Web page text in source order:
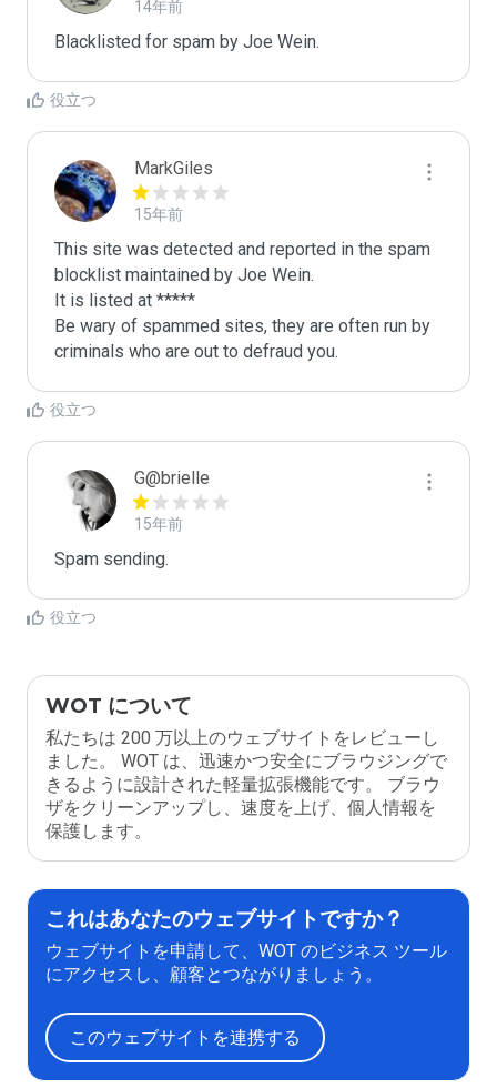
14年前
Blacklisted for spam by Joe Wein.
役立つ
MarkGiles
15年前
This site was detected and reported in the spam
blocklist maintained by Joe Wein.
It is listed at *****
Be wary of spammed sites, they are often run by
criminals who are out to defraud you.
役立つ
G@brielle
15年前
Spam sending.
役立つ
WOT について
私たちは 200 万以上のウェブサイトをレビューし
ました。 WOT は、迅速かつ安全にブラウジングで
きるように設計された軽量拡張機能です。 ブラウ
ザをクリーンアップし、速度を上げ、個人情報を
保護します。
これはあなたのウェブサイトですか？
ウェブサイトを申請して、WOT のビジネス ツール
にアクセスし、顧客とつながりましょう。
このウェブサイトを連携する